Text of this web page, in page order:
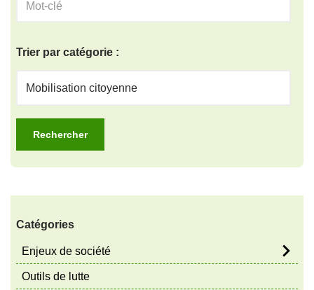
Trier par catégorie :
Catégories
Enjeux de société
Outils de lutte